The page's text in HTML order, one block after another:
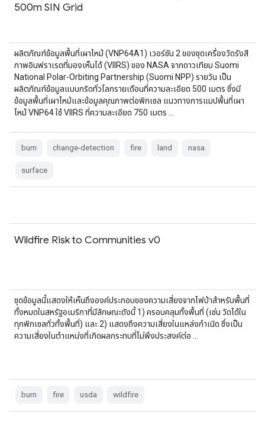
500m SIN Grid
ผลิตภัณฑ์ข้อมูลพื้นที่เผาไหม้ (VNP64A1) เวอร์ชัน 2 ของชุดเครื่องวัดรังสี
ภาพอินฟราเรดที่มองเห็นได้ (VIIRS) ของ NASA จากดาวเทียม Suomi
National Polar-Orbiting Partnership (Suomi NPP) รายวัน เป็น
ผลิตภัณฑ์ข้อมูลแบบกริดทั่วโลกรายเดือนที่ความละเอียด 500 เมตร ซึ่งมี
ข้อมูลพื้นที่เผาไหม้และข้อมูลคุณภาพต่อพิกเซล แนวทางการแมปพื้นที่เผา
ไหม้ VNP64 ใช้ VIIRS ที่ความละเอียด 750 เมตร …
burn change-detection fire land nasa
surface
Wildfire Risk to Communities v0
ชุดข้อมูลนี้แสดงให้เห็นถึงองค์ประกอบของความเสี่ยงจากไฟป่าสำหรับพื้นที่
ทั้งหมดในสหรัฐอเมริกาที่มีลักษณะดังนี้ 1) ครอบคลุมทั้งพื้นที่ (เช่น วัดได้ใน
ทุกพิกเซลทั่วทั้งพื้นที่) และ 2) แสดงถึงความเสี่ยงในแหล่งกำเนิด ซึ่งเป็น
ความเสี่ยงในตำแหน่งที่เกิดผลกระทบที่ไม่พึงประสงค์ต่อ …
burn fire usda wildfire